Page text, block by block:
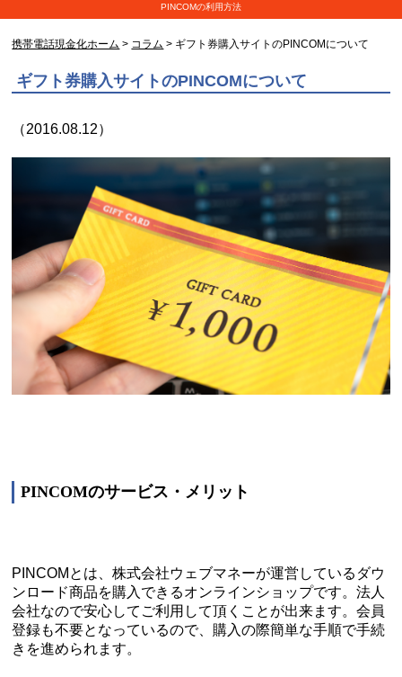
PINCOMの利用方法
携帯電話現金化ホーム > コラム > ギフト券購入サイトのPINCOMについて
ギフト券購入サイトのPINCOMについて
（2016.08.12）
PINCOMのサービス・メリット
PINCOMとは、株式会社ウェブマネーが運営しているダウ
ンロード商品を購入できるオンラインショップです。法人
会社なので安心してご利用して頂くことが出来ます。会員
登録も不要となっているので、購入の際簡単な手順で手続
きを進められます。